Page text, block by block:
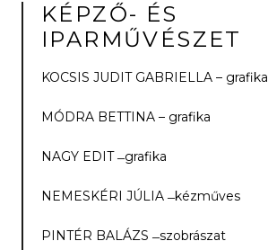
KÉPZŐ- ÉS
IPARMŰVÉSZET
KOCSIS JUDIT GABRIELLA – grafika
MÓDRA BETTINA – grafika
NAGY EDIT ­­ ̶ grafika
NEMESKÉRI JÚLIA ­­ ̶ kézműves
PINTÉR BALÁZS ­­ ̶ szobrászat